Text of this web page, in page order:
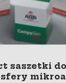
saszetki do